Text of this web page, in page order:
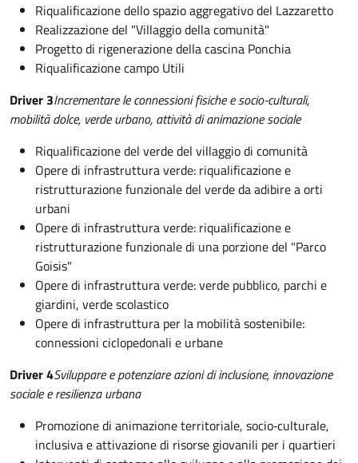
Riqualificazione dello spazio aggregativo del Lazzaretto
Realizzazione del "Villaggio della comunità"
Progetto di rigenerazione della cascina Ponchia
Riqualificazione campo Utili
Driver 3Incrementare le connessioni fisiche e socio-culturali,
mobilità dolce, verde urbano, attività di animazione sociale
Riqualificazione del verde del villaggio di comunità
Opere di infrastruttura verde: riqualificazione e
ristrutturazione funzionale del verde da adibire a orti
urbani
Opere di infrastruttura verde: riqualificazione e
ristrutturazione funzionale di una porzione del "Parco
Goisis"
Opere di infrastruttura verde: verde pubblico, parchi e
giardini, verde scolastico
Opere di infrastruttura per la mobilità sostenibile:
connessioni ciclopedonali e urbane
Driver 4Sviluppare e potenziare azioni di inclusione, innovazione
sociale e resilienza urbana
Promozione di animazione territoriale, socio‐culturale,
inclusiva e attivazione di risorse giovanili per i quartieri